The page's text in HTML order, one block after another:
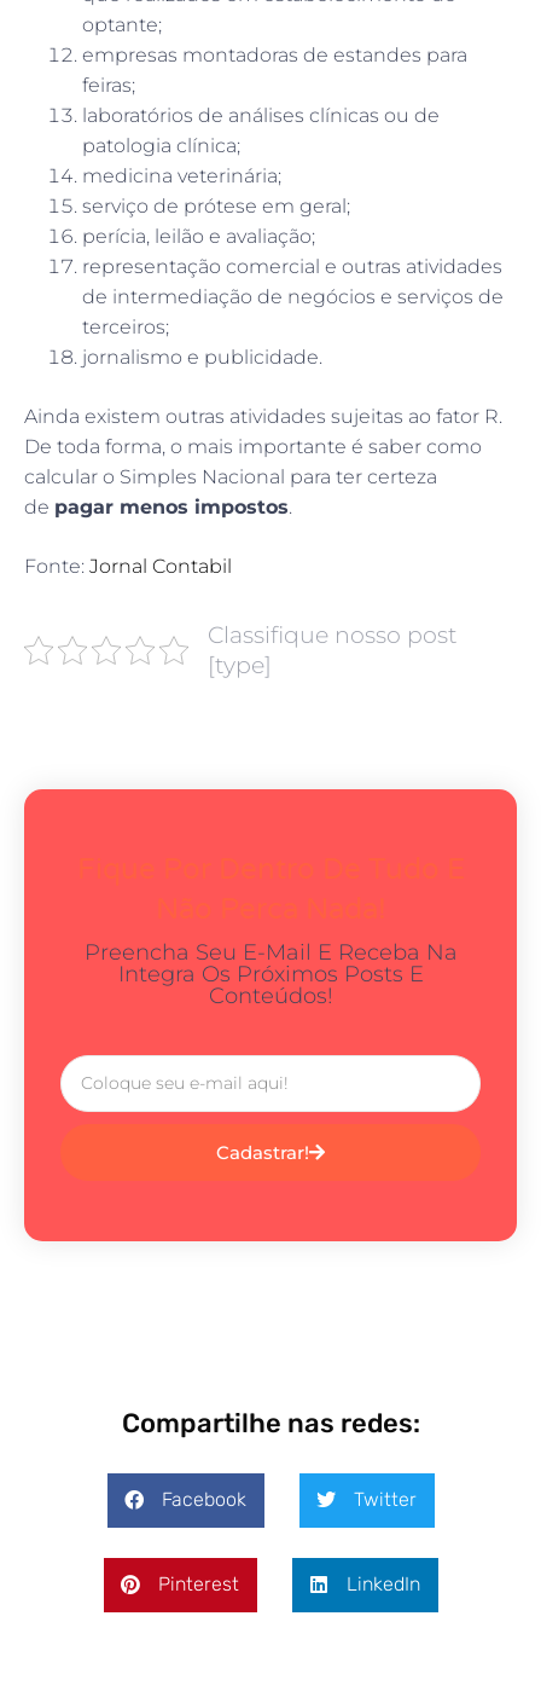
optante;
empresas montadoras de estandes para
feiras;
laboratórios de análises clínicas ou de
patologia clínica;
medicina veterinária;
serviço de prótese em geral;
perícia, leilão e avaliação;
representação comercial e outras atividades
de intermediação de negócios e serviços de
terceiros;
jornalismo e publicidade.
Ainda existem outras atividades sujeitas ao fator R.
De toda forma, o mais importante é saber como
calcular o Simples Nacional para ter certeza
de pagar menos impostos.
Fonte: Jornal Contabil
Classifique nosso post
[type]
Preencha Seu E-Mail E Receba Na
Integra Os Próximos Posts E
Conteúdos!
Cadastrar!
Compartilhe nas redes:
Facebook Twitter
Pinterest LinkedIn